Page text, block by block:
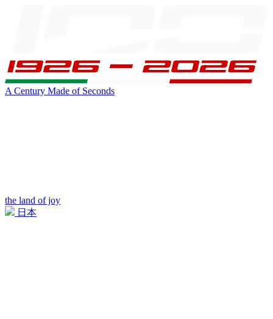
A Century Made of Seconds
the land of joy
日本